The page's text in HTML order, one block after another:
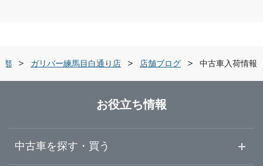
ガリバー世田谷成城店
ガリバー練馬目白通り店
ガリバー練馬出張査定センター
都 ガリバー練馬目白通り店 店舗ブログ 中古車入荷情報
お役立ち情報
中古車を探す・買う